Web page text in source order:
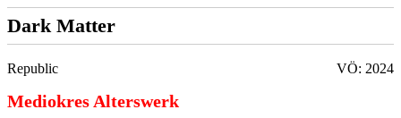
Dark Matter
Republic VÖ: 2024
Mediokres Alterswerk